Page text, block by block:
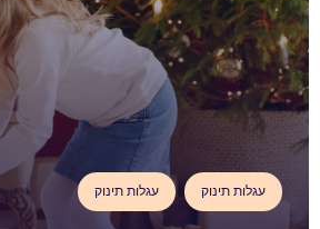
עגלות תינוק עגלות תינוק